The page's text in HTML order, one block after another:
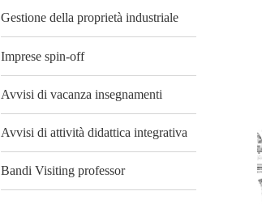
Gestione della proprietà industriale
Imprese spin-off
Avvisi di vacanza insegnamenti
Avvisi di attività didattica integrativa
Bandi Visiting professor